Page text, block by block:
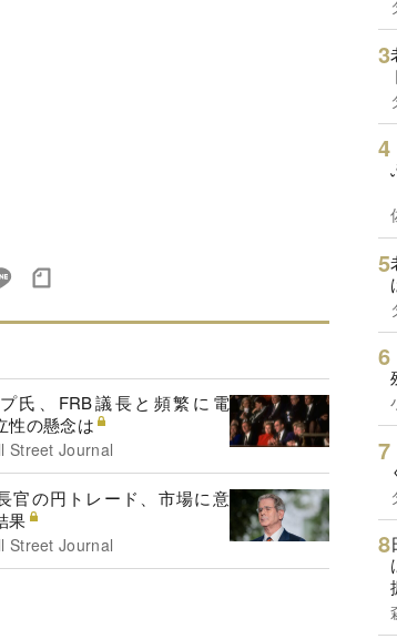
氏、FRB議長と頻繁に電
の懸念は
Street Journal
官の円トレード、市場に意
果
Street Journal